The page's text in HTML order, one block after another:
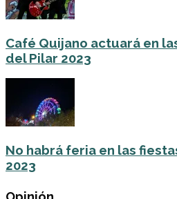
Café Quijano actuará en
del Pilar 2023
No habrá feria en las
2023